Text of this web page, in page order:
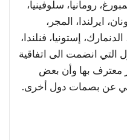
رومانيا، سلوفينيا،
ايرلندا، المجر،
الدنمارك، إستونيا، فنلندا،
التي انضمت الى اتفاقية
معترف بها وأن بعض
عن بصمات دول أخرى.